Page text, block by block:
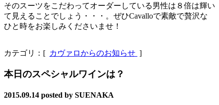
そのスーツをこだわってオーダーしている男性は８倍は輝い
て見えることでしょう・・・。ぜひCavalloで素敵で贅沢な
ひと時をお楽しみくださいませ！
カテゴリ：[ カヴァロからのお知らせ ]
本日のスペシャルワインは？
2015.09.14 posted by SUENAKA